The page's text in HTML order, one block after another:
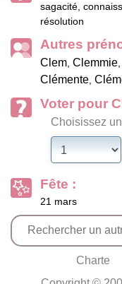
sagacité,
résolution
Autres
Clem, Clemmie,
Clémente,
Voter pour
Choisissez
Fête :
21 mars
Charte